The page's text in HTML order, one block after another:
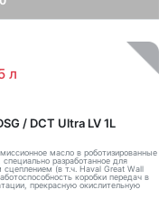
л
/ DCT Ultra LV 1L
масло в роботизированные
разработанное для
(в т.ч. Haval Great Wall
коробки передач в
прекрасную окислительную